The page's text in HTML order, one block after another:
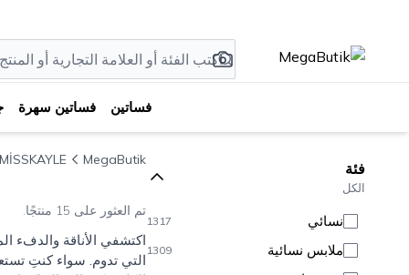
فساتين فساتين سهرة
فئة
الكل
نسائي 1317
ملابس نسائية 1309
MegaButik
MİSSKAYLE
تم العثور على 15 منتجًا.
اكتشفي الأناقة